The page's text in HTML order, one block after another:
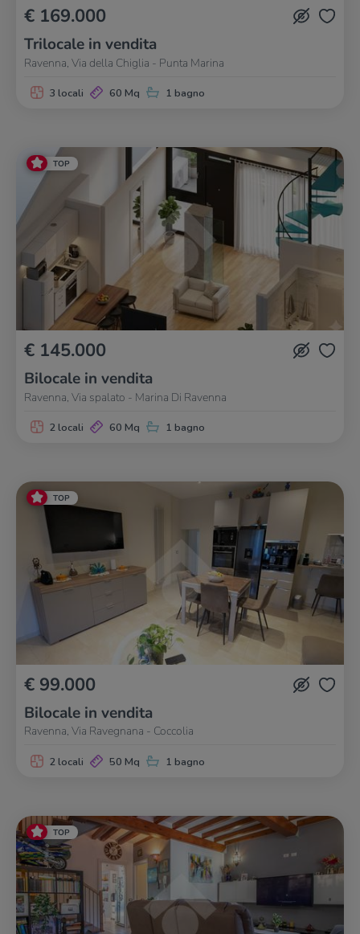
€ 169.000
Trilocale in vendita
Ravenna, Via della Chiglia - Punta Marina
3 locali 60 Mq 1 bagno
TOP
€ 145.000
Bilocale in vendita
Ravenna, Via spalato - Marina Di Ravenna
2 locali 60 Mq 1 bagno
TOP
€ 99.000
Bilocale in vendita
Ravenna, Via Ravegnana - Coccolia
2 locali 50 Mq 1 bagno
TOP